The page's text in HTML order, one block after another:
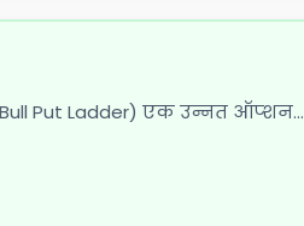
Put Ladder) एक उन्नत ऑप्शन...